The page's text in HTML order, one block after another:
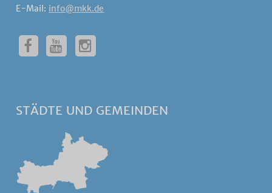
E-Mail: info@mkk.de
STÄDTE UND GEMEINDEN